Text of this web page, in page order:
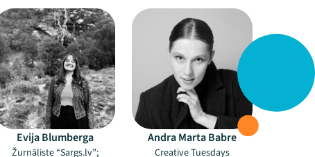
Evija Blumberga
Žurnāliste “Sargs.lv”;
Andra Marta Babre
Creative Tuesdays